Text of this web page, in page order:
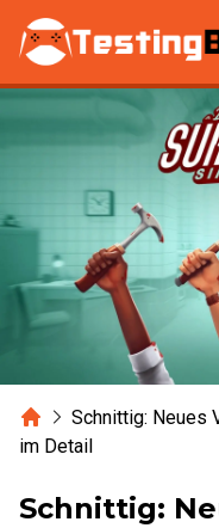
Zum Hauptinhalt springen
HomeSchnittig: Neues
im Detail
Schnittig: